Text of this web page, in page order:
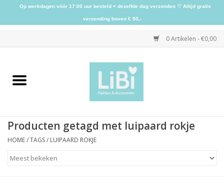
0 Artikelen - €0,00
Home
Schoenen
Producten getagd met luipaard rokje
HOME/TAGS/ LUIPAARD ROKJE
Op werkdagen vóór 17:00 uur besteld = dezelfde dag verzonden ♡ Altijd gratis
verzending boven € 50,-